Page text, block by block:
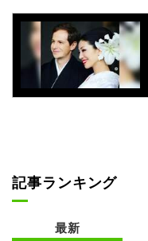
記事ランキング
最新